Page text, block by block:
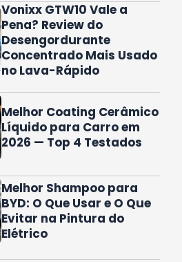
Vonixx GTW10 Vale a
Pena? Review do
Desengordurante
Concentrado Mais Usado
no Lava-Rápido
Melhor Coating Cerâmico
Líquido para Carro em
2026 — Top 4 Testados
Melhor Shampoo para
BYD: O Que Usar e O Que
Evitar na Pintura do
Elétrico